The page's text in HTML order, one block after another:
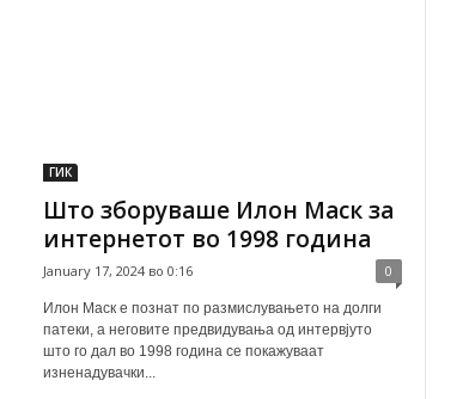
ГИК
Што зборуваше Илон Маск за
интернетот во 1998 година
January 17, 2024 во 0:16 0
Илон Маск е познат по размислувањето на долги
патеки, а неговите предвидувања од интервјуто
што го дал во 1998 година се покажуваат
изненадувачки...